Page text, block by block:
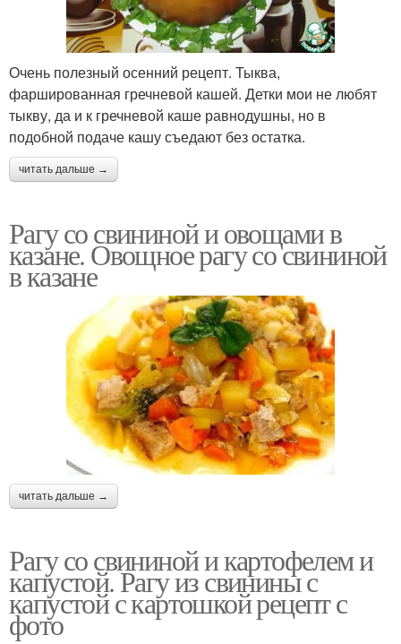
Очень полезный осенний рецепт. Тыква,
фаршированная гречневой кашей. Детки мои не любят
тыкву, да и к гречневой каше равнодушны, но в
подобной подаче кашу съедают без остатка.
читать дальше →
Рагу со свининой и овощами в
казане. Овощное рагу со свининой
в казане
читать дальше →
Рагу со свининой и картофелем и
капустой. Рагу из свинины с
капустой с картошкой рецепт с
фото